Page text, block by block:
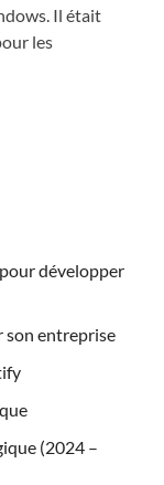
Il était
les
développer
son entreprise
(2024 –